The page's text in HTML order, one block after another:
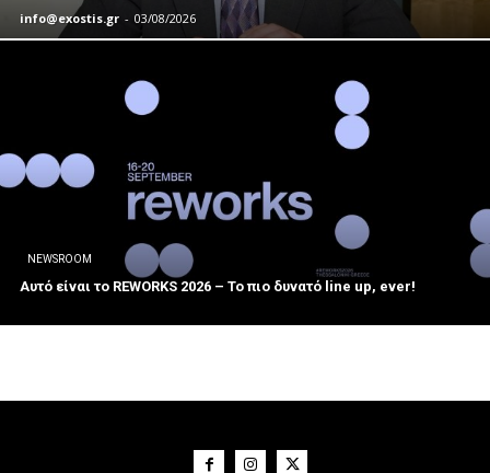
info@exostis.gr - 03/08/2026
NEWSROOM
Αυτό είναι το REWORKS 2026 – Το πιο δυνατό line up, ever!